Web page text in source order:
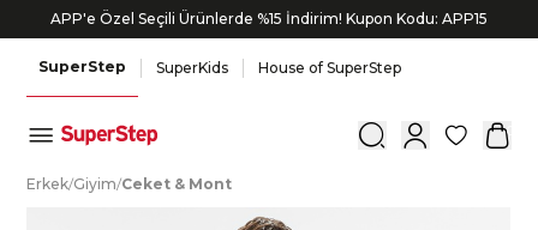
APP'e Özel Seçili Ürünlerde %15 İndirim! Kupon Kodu: APP15
SuperStep SuperKids House of SuperStep
0
Erkek/Giyim/Ceket & Mont